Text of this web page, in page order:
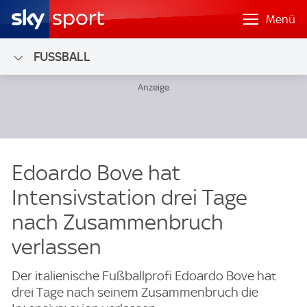
Menü
FUSSBALL
Edoardo Bove hat
Intensivstation drei Tage
nach Zusammenbruch
verlassen
Der italienische Fußballprofi Edoardo Bove hat
drei Tage nach seinem Zusammenbruch die